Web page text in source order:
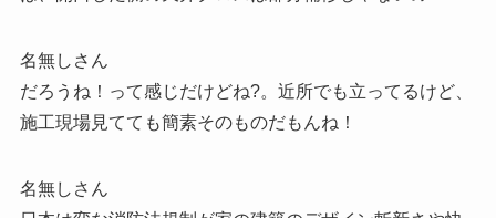
名無しさん
だろうね！って感じだけどね?。近所でも立ってるけど、
施工現場見てても簡素そのものだもんね！
名無しさん